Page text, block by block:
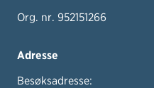
Org. nr. 952151266
Adresse
Besøksadresse: